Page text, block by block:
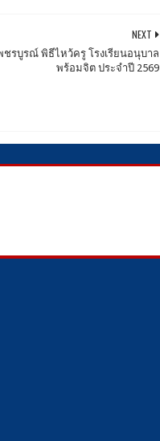
NEXT
ชรบูรณ์ พิธีไหว้ครู โรงเรียนอนุบาล
พร้อมจิต ประจำปี 2569